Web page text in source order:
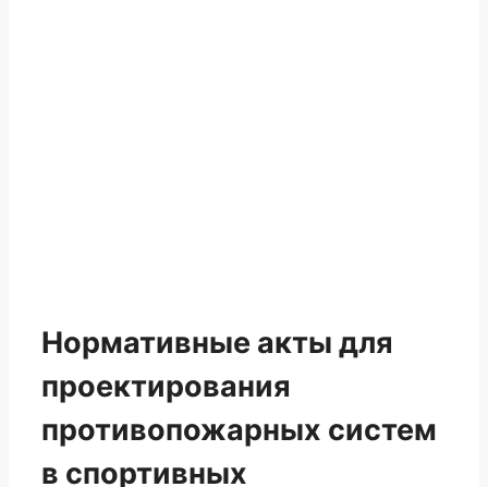
Нормативные акты для
проектирования
противопожарных систем
в спортивных